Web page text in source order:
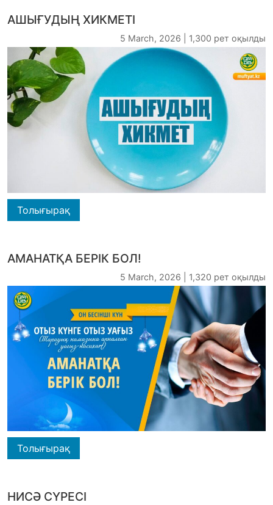
АШЫҒУДЫҢ ХИКМЕТІ
5 March, 2026 | 1,300 рет оқылды
Толығырақ
АМАНАТҚА БЕРІК БОЛ!
5 March, 2026 | 1,320 рет оқылды
Толығырақ
НИСӘ СҮРЕСІ